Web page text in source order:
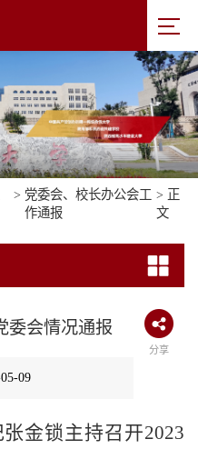
> 党委会、校长办公会工
作通报
> 正
文
委会情况通报
分享
09
金锁主持召开2023